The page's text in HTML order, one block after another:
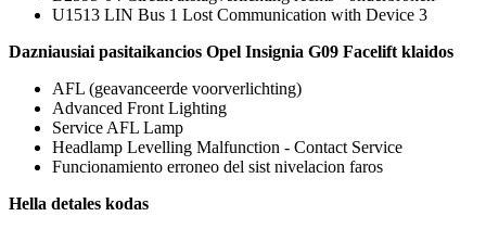
U1513 LIN Bus 1 Lost Communication with Device 3
Dazniausiai pasitaikancios Opel Insignia G09 Facelift klaidos
AFL (geavanceerde voorverlichting)
Advanced Front Lighting
Service AFL Lamp
Headlamp Levelling Malfunction - Contact Service
Funcionamiento erroneo del sist nivelacion faros
Hella detales kodas